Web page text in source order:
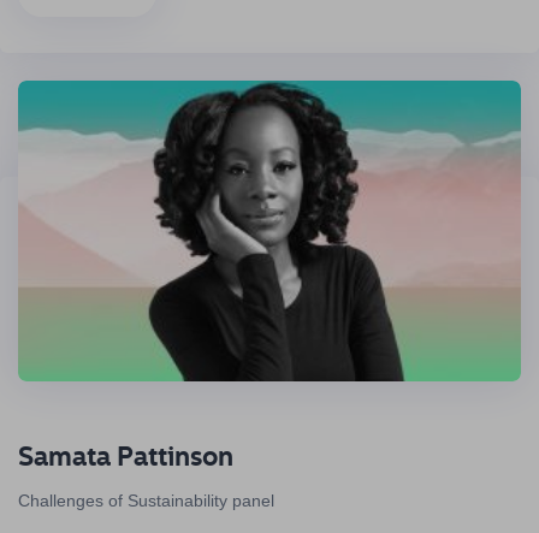
Samata Pattinson
Challenges of Sustainability panel